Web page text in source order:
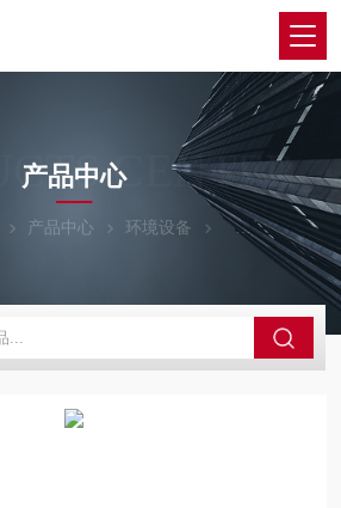
CENTER
产品中心
产品中心 环境设备 Gefran杰佛伦